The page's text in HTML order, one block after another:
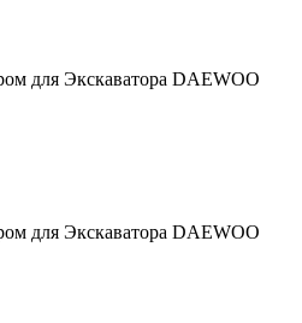
для Экскаватора DAEWOO
для Экскаватора DAEWOO